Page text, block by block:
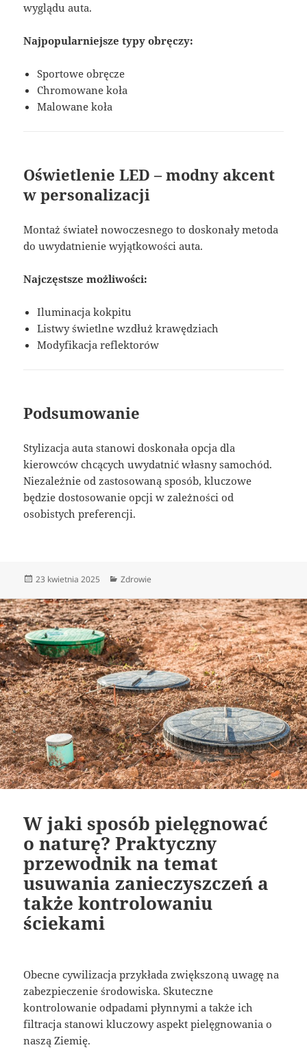
wyglądu auta.
Najpopularniejsze typy obręczy:
Sportowe obręcze
Chromowane koła
Malowane koła
Oświetlenie LED – modny akcent
w personalizacji
Montaż świateł nowoczesnego to doskonały metoda
do uwydatnienie wyjątkowości auta.
Najczęstsze możliwości:
Iluminacja kokpitu
Listwy świetlne wzdłuż krawędziach
Modyfikacja reflektorów
Podsumowanie
Stylizacja auta stanowi doskonała opcja dla
kierowców chcących uwydatnić własny samochód.
Niezależnie od zastosowaną sposób, kluczowe
będzie dostosowanie opcji w zależności od
osobistych preferencji.
Data
23 kwietnia 2025 Kategorie
Zdrowie
W jaki sposób pielęgnować
o naturę? Praktyczny
przewodnik na temat
usuwania zanieczyszczeń a
także kontrolowaniu
ściekami
Obecne cywilizacja przykłada zwiększoną uwagę na
zabezpieczenie środowiska. Skuteczne
kontrolowanie odpadami płynnymi a także ich
filtracja stanowi kluczowy aspekt pielęgnowania o
naszą Ziemię.